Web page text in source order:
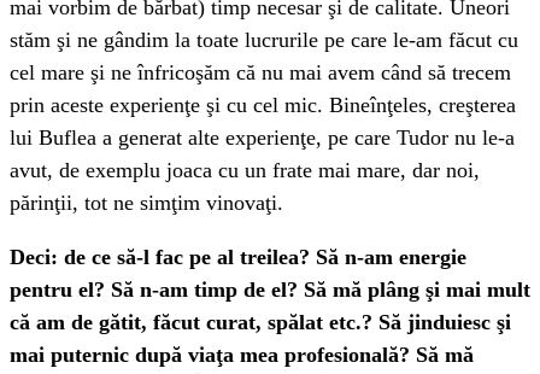
mai vorbim de bărbat) timp necesar şi de calitate. Uneori
stăm şi ne gândim la toate lucrurile pe care le-am făcut cu
cel mare şi ne înfricoşăm că nu mai avem când să trecem
prin aceste experienţe şi cu cel mic. Bineînţeles, creşterea
lui Buflea a generat alte experienţe, pe care Tudor nu le-a
avut, de exemplu joaca cu un frate mai mare, dar noi,
părinţii, tot ne simţim vinovaţi.
Deci: de ce să-l fac pe al treilea? Să n-am energie
pentru el? Să n-am timp de el? Să mă plâng şi mai mult
că am de gătit, făcut curat, spălat etc.? Să jinduiesc şi
mai puternic după viaţa mea profesională? Să mă